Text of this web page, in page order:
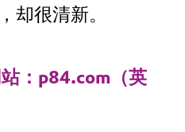
却很清新。
：p84.com（英